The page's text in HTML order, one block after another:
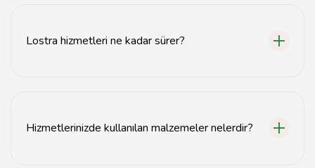
Lostra hizmetleri ne kadar sürer?
Hizmetlerinizde kullanılan malzemeler nelerdir?